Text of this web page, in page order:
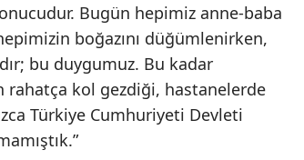
Bugün hepimiz anne-baba
boğazını düğümlenirken,
bu duygumuz. Bu kadar
rahatça kol gezdiği, hastanelerde
Türkiye Cumhuriyeti Devleti